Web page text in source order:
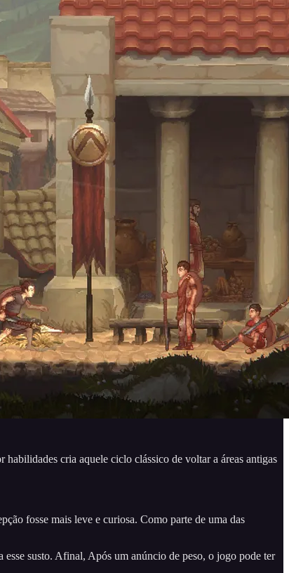
cria aquele ciclo clássico de voltar a áreas antigas
fosse mais leve e curiosa. Como parte de uma das
susto. Afinal, Após um anúncio de peso, o jogo pode ter